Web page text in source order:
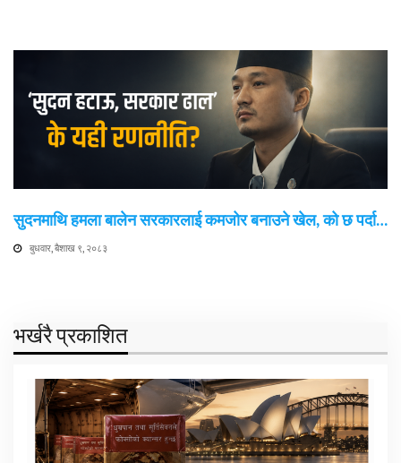
सुदनमाथि हमला बालेन सरकारलाई कमजोर बनाउने खेल, को छ पर्दा…
बुधवार, बैशाख ९, २०८३
भर्खरै प्रकाशित